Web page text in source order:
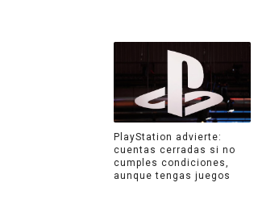
PlayStation advierte:
cuentas cerradas si no
cumples condiciones,
aunque tengas juegos